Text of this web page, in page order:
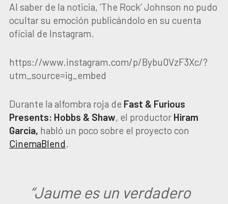
Al saber de la noticia, ‘The Rock’ Johnson no pudo
ocultar su emoción publicándolo en su cuenta
oficial de Instagram.
https://www.instagram.com/p/Bybu0VzF3Xc/?
utm_source=ig_embed
Durante la alfombra roja de Fast & Furious
Presents: Hobbs & Shaw, el productor Hiram
Garcia, habló un poco sobre el proyecto con
CinemaBlend.
“Jaume es un verdadero